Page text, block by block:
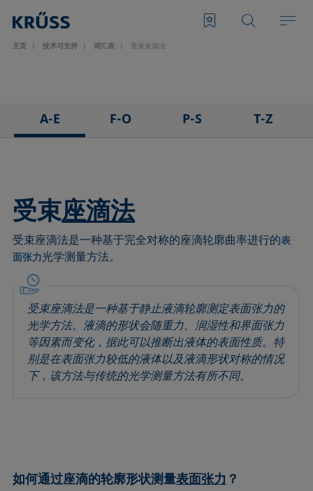
主页 技术与支持 词汇表 受束座滴法
A-E
吸附系数
前进角
ASTM D 971
基线
气泡压力张力仪
捕泡法
圆法
圆锥曲线法
受束座滴法
扩散系数
F-O
发泡剂
Fowkes法
高宽法
滞后角
界面流变，表面流变
界面张力
拉普拉斯压力
液体针头
莲花效应
弯月面法
微乳剂
P-S
多项式法
后退角
脱环法
棒法
滚动角
罗氏泡沫分析法
粗糙度
座滴法
旋转滴张力仪
静态表面张力
T-Z
顶视距离法
Washburn法
韦伯数
润湿性
润湿长度
润湿
润湿剂
Wilhelmy板法
粘附功
受束座滴法
受束座滴法是一种基于完全对称的座滴轮廓曲率进行的表
面张力光学测量方法。
受束座滴法是一种基于静止液滴轮廓测定表面张力的
光学方法。液滴的形状会随重力、润湿性和界面张力
等因素而变化，据此可以推断出液体的表面性质。特
别是在表面张力较低的液体以及液滴形状对称的情况
下，该方法与传统的光学测量方法有所不同。
如何通过座滴的轮廓形状测量表面张力 ？